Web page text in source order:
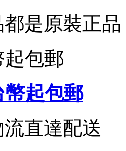
都是原裝正品
起包郵
幣起包郵
直達配送